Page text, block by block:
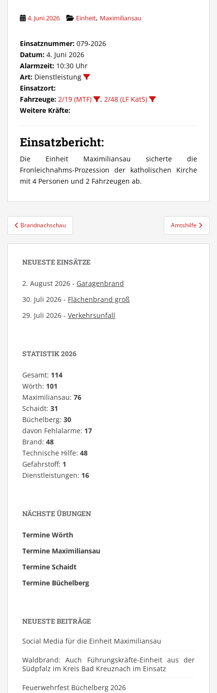
4. Juni 2026 Einheit, Maximiliansau
Einsatznummer: 079-2026
Datum: 4. Juni 2026
Alarmzeit: 10:30 Uhr
Art: Dienstleistung
Einsatzort:
Fahrzeuge: 2/19 (MTF) , 2/48 (LF KatS)
Weitere Kräfte:
Einsatzbericht:
Die Einheit Maximiliansau sicherte die
Fronleichnahms-Prozession der katholischen Kirche
mit 4 Personen und 2 Fahrzeugen ab.
Beitragsnavigation
Brandnachschau Amtshilfe
NEUESTE EINSÄTZE
2. August 2026 - Garagenbrand
30. Juli 2026 - Flächenbrand groß
29. Juli 2026 - Verkehrsunfall
STATISTIK 2026
Gesamt: 114
Wörth: 101
Maximiliansau: 76
Schaidt: 31
Büchelberg: 30
davon Fehlalarme: 17
Brand: 48
Technische Hilfe: 48
Gefahrstoff: 1
Dienstleistungen: 16
NÄCHSTE ÜBUNGEN
Termine Wörth
Termine Maximiliansau
Termine Schaidt
Termine Büchelberg
NEUESTE BEITRÄGE
Social Media für die Einheit Maximiliansau
Waldbrand: Auch Führungskräfte-Einheit aus der
Südpfalz im Kreis Bad Kreuznach im Einsatz
Feuerwehrfest Büchelberg 2026